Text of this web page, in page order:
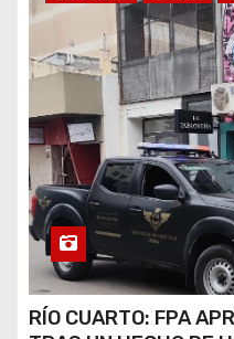
RÍO CUARTO: FPA